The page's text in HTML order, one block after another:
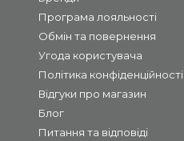
Програма лояльності
Обмін та повернення
Угода користувача
Політика конфіденційності
Відгуки про магазин
Блог
Питання та відповіді